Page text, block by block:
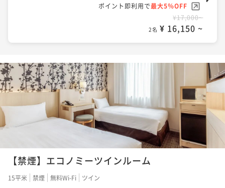
ポイント即利用で最大5％OFF
¥17,000~
2名 ¥ 16,150 ~
【禁煙】エコノミーツインルーム
15平米 禁煙 無料Wi-Fi ツイン